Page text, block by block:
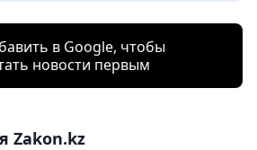
в Google, чтобы
новости первым
Zakon.kz